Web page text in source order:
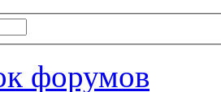
форумов